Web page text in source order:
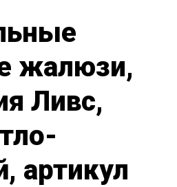
жалюзи,
Ливс,
артикул